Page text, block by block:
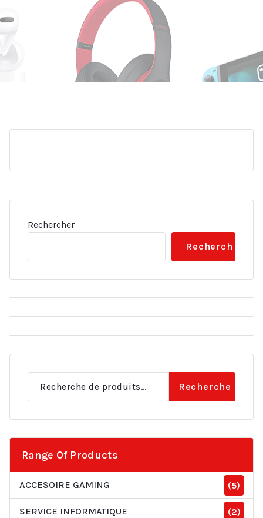
Rechercher
Rechercher
Recherche
Recherche
Range Of Products
ACCESOIRE GAMING (5)
SERVICE INFORMATIQUE (2)